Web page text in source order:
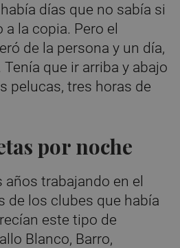
días que no sabía si
a la copia. Pero el
de la persona y un día,
que ir arriba y abajo
pelucas, tres horas de
por noche
trabajando en el
de los clubes que había
este tipo de
Blanco, Barro,